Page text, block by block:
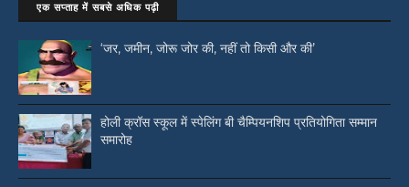
एक सप्ताह में सबसे अधिक पढ़ी
‘जर, जमीन, जोरू जोर की, नहीं तो किसी और की’
होली क्रॉस स्कूल में स्पेलिंग बी चैम्पियनशिप प्रतियोगिता सम्मान
समारोह